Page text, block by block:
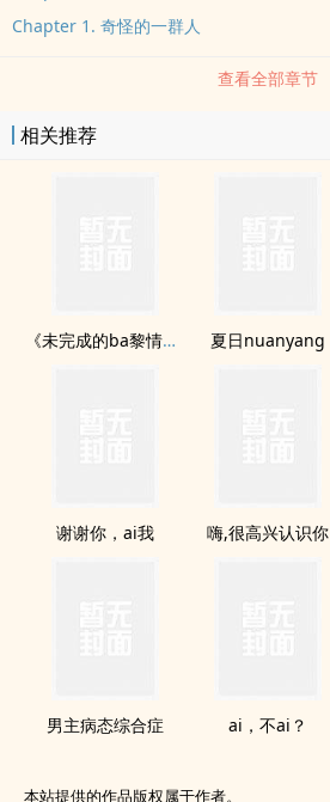
Chapter 1. 奇怪的一群人
查看全部章节
相关推荐
《未完成的ba黎情歌》 夏日nuanyang
谢谢你，ai我 嗨,很高兴认识你
男主病态综合症 ai，不ai？
本站提供的作品版权属于作者。